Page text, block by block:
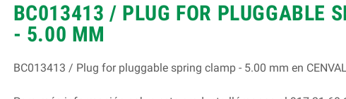
BC013413 / PLUG FOR PLUGGABLE
- 5.00 MM
BC013413 / Plug for pluggable spring clamp - 5.00 mm en